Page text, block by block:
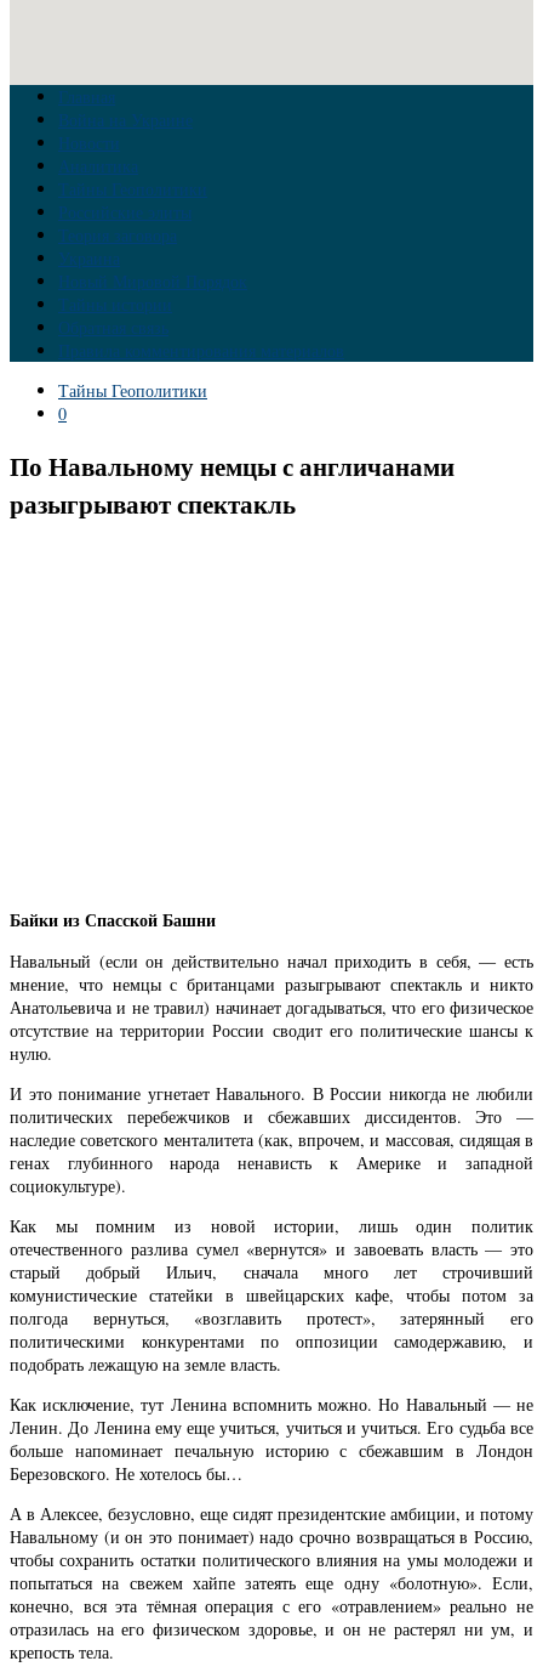
Главная
Война на Украине
Новости
Аналитика
Тайны Геополитики
Российские элиты
Теория заговора
Украина
Новый Мировой Порядок
Тайны истории
Обратная связь
Правила комментирования материалов
Тайны Геополитики
0
По Навальному немцы с англичанами
разыгрывают спектакль
Байки из Спасской Башни
Навальный (если он действительно начал приходить в себя, — есть
мнение, что немцы с британцами разыгрывают спектакль и никто
Анатольевича и не травил) начинает догадываться, что его физическое
отсутствие на территории России сводит его политические шансы к
нулю.
И это понимание угнетает Навального. В России никогда не любили
политических перебежчиков и сбежавших диссидентов. Это —
наследие советского менталитета (как, впрочем, и массовая, сидящая в
генах глубинного народа ненависть к Америке и западной
социокультуре).
Как мы помним из новой истории, лишь один политик
отечественного разлива сумел «вернутся» и завоевать власть — это
старый добрый Ильич, сначала много лет строчивший
комунистические статейки в швейцарских кафе, чтобы потом за
полгода вернуться, «возглавить протест», затерянный его
политическими конкурентами по оппозиции самодержавию, и
подобрать лежащую на земле власть.
Как исключение, тут Ленина вспомнить можно. Но Навальный — не
Ленин. До Ленина ему еще учиться, учиться и учиться. Его судьба все
больше напоминает печальную историю с сбежавшим в Лондон
Березовского. Не хотелось бы…
А в Алексее, безусловно, еще сидят президентские амбиции, и потому
Навальному (и он это понимает) надо срочно возвращаться в Россию,
чтобы сохранить остатки политического влияния на умы молодежи и
попытаться на свежем хайпе затеять еще одну «болотную». Если,
конечно, вся эта тёмная операция с его «отравлением» реально не
отразилась на его физическом здоровье, и он не растерял ни ум, и
крепость тела.